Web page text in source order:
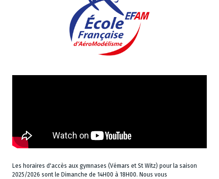
Les horaires d'accès aux gymnases (Vémars et St Witz) pour la saison
2025/2026 sont le Dimanche de 14H00 à 18H00. Nous vous